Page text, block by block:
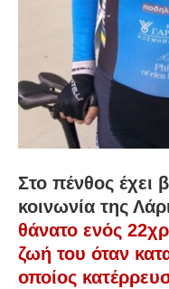
Στο πένθος έχει
κοινωνία της
θάνατο ενός
ζωή του όταν
οποίος